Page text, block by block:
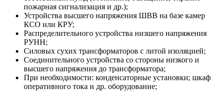
пожарная сигнализация и др.);
Устройства высшего напряжения ШВВ на базе камер
КСО или КРУ;
Распределительного устройства низшего напряжения
РУНН;
Силовых сухих трансформаторов с литой изоляцией;
Соединительного устройства со стороны низкого и
высшего напряжения до трансформатора;
При необходимости: конденсаторные установки; шкаф
оперативного тока и др. оборудование;